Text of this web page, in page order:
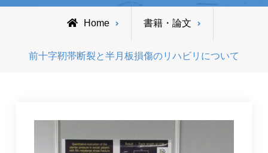
Home 書籍・論文
前十字靭帯断裂と半月板損傷のリハビリについて